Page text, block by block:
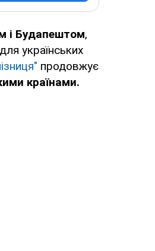
і Будапештом,
українських
продовжує
країнами.